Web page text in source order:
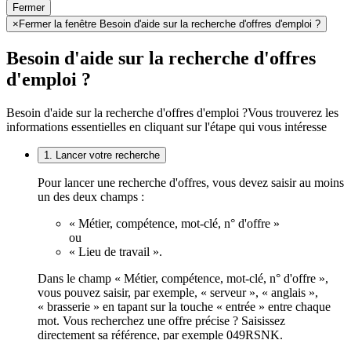
Fermer
×Fermer la fenêtre Besoin d'aide sur la recherche d'offres d'emploi ?
Besoin d'aide sur la recherche d'offres
d'emploi ?
Besoin d'aide sur la recherche d'offres d'emploi ?Vous trouverez les
informations essentielles en cliquant sur l'étape qui vous intéresse
1. Lancer votre recherche
Pour lancer une recherche d'offres, vous devez saisir au moins
un des deux champs :
« Métier, compétence, mot-clé, n° d'offre »
ou
« Lieu de travail ».
Dans le champ « Métier, compétence, mot-clé, n° d'offre »,
vous pouvez saisir, par exemple, « serveur », « anglais »,
« brasserie » en tapant sur la touche « entrée » entre chaque
mot. Vous recherchez une offre précise ? Saisissez
directement sa référence, par exemple 049RSNK.